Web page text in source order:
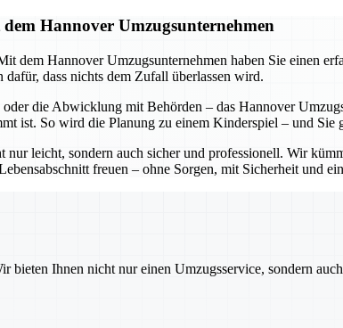
Hannover Umzugsunternehmen
dem Hannover Umzugsunternehmen haben Sie einen
dass nichts dem Zufall überlassen wird.
die Abwicklung mit Behörden – das Hannover
ist. So wird die Planung zu einem Kinderspiel – und
leicht, sondern auch sicher und professionell. Wir
freuen – ohne Sorgen, mit Sicherheit und
Ihnen nicht nur einen Umzugsservice, sondern